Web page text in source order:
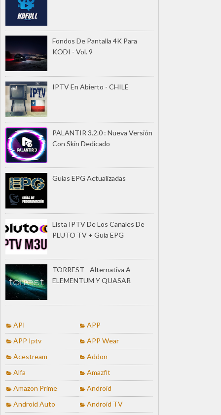
Fondos De Pantalla 4K Para
KODI - Vol. 9
IPTV En Abierto - CHILE
PALANTIR 3.2.0 : Nueva Versión
Con Skin Dedicado
Guías EPG Actualizadas
Lista IPTV De Los Canales De
PLUTO TV + Guía EPG
TORREST - Alternativa A
ELEMENTUM Y QUASAR
API
APP
APP Iptv
APP Wear
Acestream
Addon
Alfa
Amazfit
Amazon Prime
Android
Android Auto
Android TV